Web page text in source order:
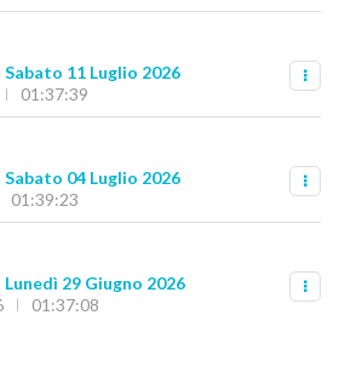
11 Luglio 2026
01:37:39
04 Luglio 2026
01:39:23
29 Giugno 2026
01:37:08